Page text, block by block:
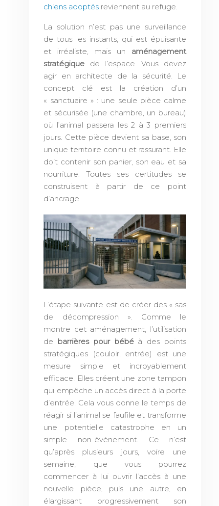
chiens adoptés reviennent au refuge.
La solution n’est pas une surveillance
de tous les instants, qui est épuisante
et irréaliste, mais un aménagement
stratégique de l’espace. Vous devez
agir en architecte de la sécurité. Le
concept clé est la création d’un
« sanctuaire » : une seule pièce calme
et sécurisée (une chambre, un bureau)
où l’animal passera les 2 à 3 premiers
jours. Cette pièce devient sa base, son
unique territoire connu et rassurant. Elle
doit contenir son panier, son eau et sa
nourriture. Toutes ses certitudes se
construisent à partir de ce point
d’ancrage.
L’étape suivante est de créer des « sas
de décompression ». Comme le
montre cet aménagement, l’utilisation
de barrières pour bébéà des points
stratégiques (couloir, entrée) est une
mesure simple et incroyablement
efficace. Elles créent une zone tampon
qui empêche un accès direct à la porte
d’entrée. Cela vous donne le temps de
réagir si l’animal se faufile et transforme
une potentielle catastrophe en un
simple non-événement. Ce n’est
qu’après plusieurs jours, voire une
semaine, que vous pourrez
commencer à lui ouvrir l’accès à une
nouvelle pièce, puis une autre, en
élargissant progressivement son